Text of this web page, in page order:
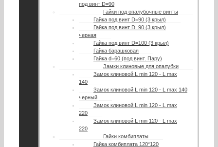
под винт D=90
Гайки под опалубочные винты
Гайка под винт D=90 (3 крыл)
Гайка под винт D=90 (3 крыл)
черная
Гайка под винт D=100 (3 крыл)
Гайка барашковая
Гайка d=60 (под винт. Пару)
Замки клиновые для опалубки
Замок клиновой L min 120 - L max
140
Замок клиновой L min 120 - L max 140
черный
Замок клиновой L min 120 - L max
220
Замок клиновой L min 120 - L max
220
Гайки комбиплаты
Гайка комбиплата 120*120